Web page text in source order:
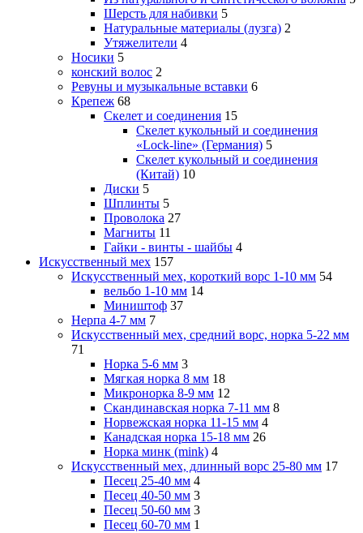
Шерсть для набивки 5
Натуральные материалы (лузга) 2
Утяжелители 4
Носики 5
конский волос 2
Ревуны и музыкальные вставки 6
Крепеж 68
Скелет и соединения 15
Скелет кукольный и соединения
«Lock-line» (Германия) 5
Скелет кукольный и соединения
(Китай) 10
Диски 5
Шплинты 5
Проволока 27
Магниты 11
Гайки - винты - шайбы 4
Искусственный мех 157
Искусственный мех, короткий ворс 1-10 мм 54
вельбо 1-10 мм 14
Миништоф 37
Нерпа 4-7 мм 7
Искусственный мех, средний ворс, норка 5-22 мм
71
Норка 5-6 мм 3
Мягкая норка 8 мм 18
Микронорка 8-9 мм 12
Скандинавская норка 7-11 мм 8
Норвежская норка 11-15 мм 4
Канадская норка 15-18 мм 26
Норка минк (mink) 4
Искусственный мех, длинный ворс 25-80 мм 17
Песец 25-40 мм 4
Песец 40-50 мм 3
Песец 50-60 мм 3
Песец 60-70 мм 1